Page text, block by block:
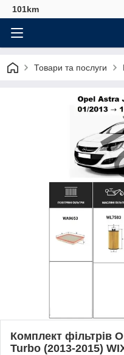
101km
Товари та послуги
Комплект фільтрів
Turbo (2013-2015)